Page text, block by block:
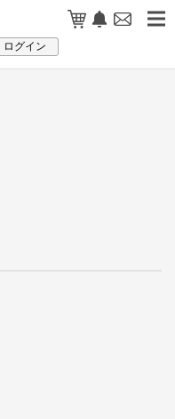
ログイン